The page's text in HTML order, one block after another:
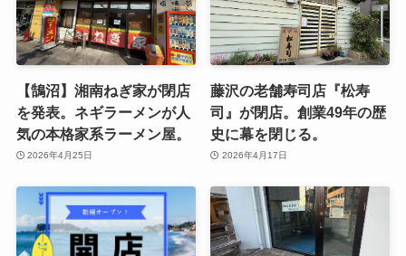
【鵠沼】湘南ねぎ家が閉店
を発表。ネギラーメンが人
気の本格家系ラーメン屋。
2026年4月25日
藤沢の老舗寿司店『松寿
司』が閉店。創業49年の歴
史に幕を閉じる。
2026年4月17日